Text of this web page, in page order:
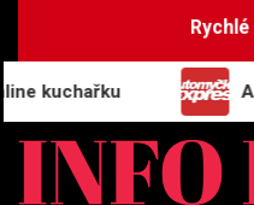
Automyčka